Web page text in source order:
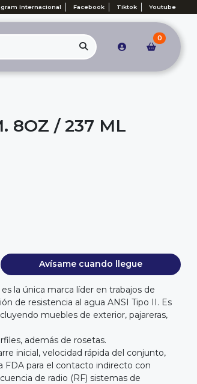
Internacional Facebook Tiktok Youtube
0
8OZ / 237 ML
Avísame cuando llegue
la única marca líder en trabajos de
de resistencia al agua ANSI Tipo II. Es
muebles de exterior, pajareras,
además de rosetas.
inicial, velocidad rápida del conjunto,
FDA para el contacto indirecto con
de radio (RF) sistemas de